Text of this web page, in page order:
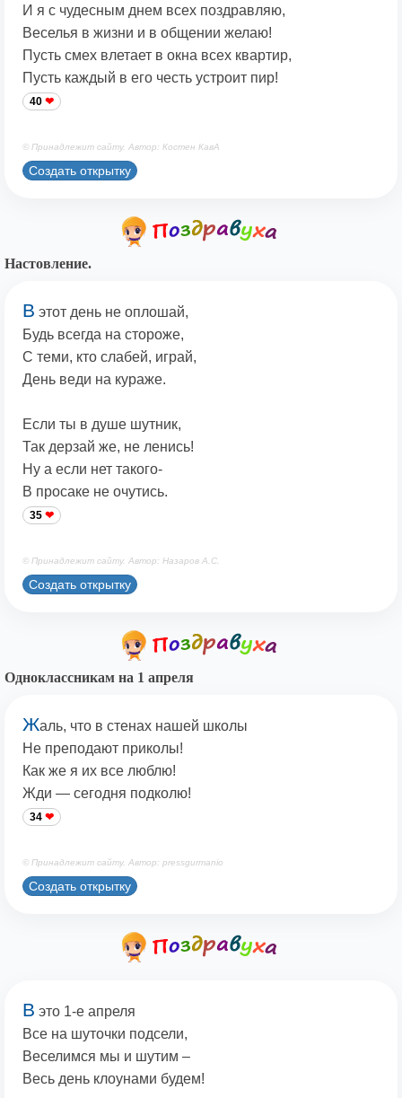
И я с чудесным днем всех поздравляю,
Веселья в жизни и в общении желаю!
Пусть смех влетает в окна всех квартир,
Пусть каждый в его честь устроит пир!
40
© Принадлежит сайту. Автор: Костен КавА
Создать открытку
Настовление.
В этот день не оплошай,
Будь всегда на стороже,
С теми, кто слабей, играй,
День веди на кураже.
Если ты в душе шутник,
Так дерзай же, не ленись!
Ну а если нет такого-
В просаке не очутись.
35
© Принадлежит сайту. Автор: Назаров А.С.
Создать открытку
Одноклассникам на 1 апреля
Жаль, что в стенах нашей школы
Не преподают приколы!
Как же я их все люблю!
Жди — сегодня подколю!
34
© Принадлежит сайту. Автор: pressgurmanio
Создать открытку
В это 1-е апреля
Все на шуточки подсели,
Веселимся мы и шутим –
Весь день клоунами будем!